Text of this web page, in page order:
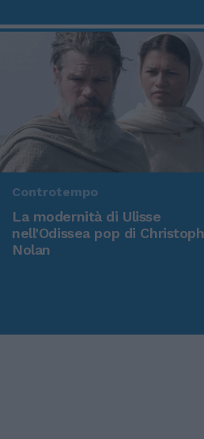
Controtempo
La modernità di Ulisse
nell'Odissea pop di
Nolan